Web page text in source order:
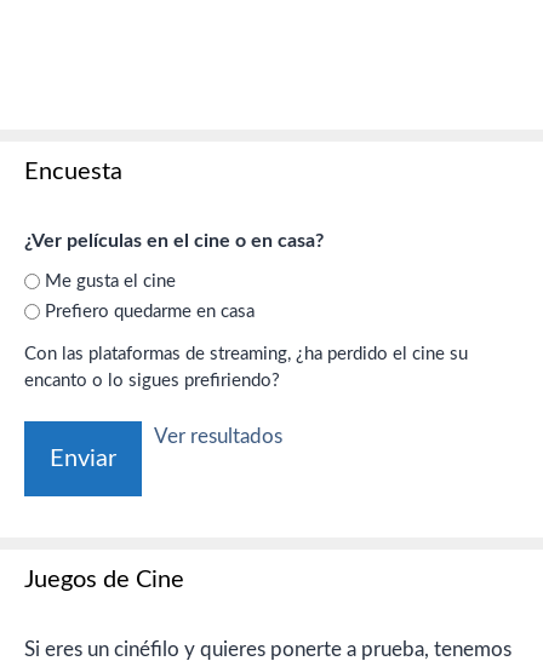
Encuesta
¿Ver películas en el cine o en casa?
Me gusta el cine
Prefiero quedarme en casa
Con las plataformas de streaming, ¿ha perdido el cine su
encanto o lo sigues prefiriendo?
Ver resultados
Juegos de Cine
Si eres un cinéfilo y quieres ponerte a prueba, tenemos